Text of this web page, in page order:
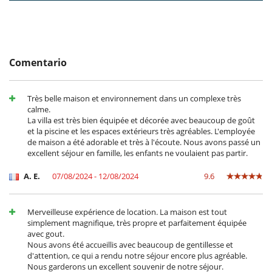
Electrodoméstico
Frigorifico doble
Máquina de café (cápsula)
Plancha de interior
En el exterior
Lounge en la terraza
Plancha
Tumbonas en la piscina
Equipos, instalaciones, eventos
Aire acondicionado por suelo radiante
Niños
Los niños son bienvenidos
Comentario
Très belle maison et environnement dans un complexe très
calme.
La villa est très bien équipée et décorée avec beaucoup de goût
et la piscine et les espaces extérieurs très agréables. L'employée
de maison a été adorable et très à l'écoute. Nous avons passé un
excellent séjour en famille, les enfants ne voulaient pas partir.
A. E. 07/08/2024 - 12/08/2024 9.6
Merveilleuse expérience de location. La maison est tout
simplement magnifique, très propre et parfaitement équipée
avec gout.
Nous avons été accueillis avec beaucoup de gentillesse et
d'attention, ce qui a rendu notre séjour encore plus agréable.
Nous garderons un excellent souvenir de notre séjour.